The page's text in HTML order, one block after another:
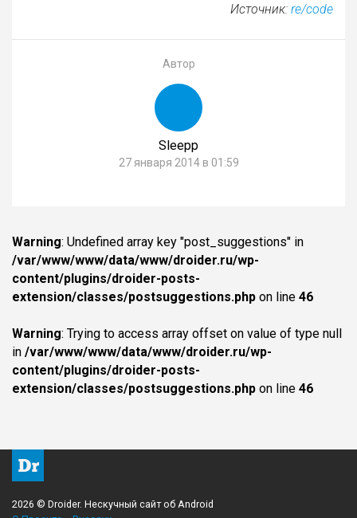
Источник: re/code
Автор
Sleepp
27 января 2014 в 01:59
Warning: Undefined array key "post_suggestions" in
/var/www/www/data/www/droider.ru/wp-
content/plugins/droider-posts-
extension/classes/postsuggestions.php on line 46
Warning: Trying to access array offset on value of type null
in /var/www/www/data/www/droider.ru/wp-
content/plugins/droider-posts-
extension/classes/postsuggestions.php on line 46
2026 © Droider. Нескучный сайт об Android